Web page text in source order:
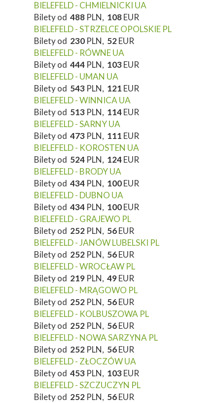
BIELEFELD - CHMIELNICKI UA
Bilety od 488 PLN, 108EUR
BIELEFELD - STRZELCE OPOLSKIE PL
Bilety od 230 PLN, 52EUR
BIELEFELD - RÓWNE UA
Bilety od 444 PLN, 103EUR
BIELEFELD - UMAN UA
Bilety od 543 PLN, 121 EUR
BIELEFELD - WINNICA UA
Bilety od 513 PLN, 114EUR
BIELEFELD - SARNY UA
Bilety od 473 PLN, 111 EUR
BIELEFELD - KOROSTEN UA
Bilety od 524 PLN, 124EUR
BIELEFELD - BRODY UA
Bilety od 434 PLN, 100EUR
BIELEFELD - DUBNO UA
Bilety od 434 PLN, 100EUR
BIELEFELD - GRAJEWO PL
Bilety od 252 PLN, 56EUR
BIELEFELD - JANÓW LUBELSKI PL
Bilety od 252 PLN, 56EUR
BIELEFELD - WROCŁAW PL
Bilety od 219 PLN, 49EUR
BIELEFELD - MRĄGOWO PL
Bilety od 252 PLN, 56EUR
BIELEFELD - KOLBUSZOWA PL
Bilety od 252 PLN, 56EUR
BIELEFELD - NOWA SARZYNA PL
Bilety od 252 PLN, 56EUR
BIELEFELD - ZŁOCZÓW UA
Bilety od 453 PLN, 103EUR
BIELEFELD - SZCZUCZYN PL
Bilety od 252 PLN, 56EUR